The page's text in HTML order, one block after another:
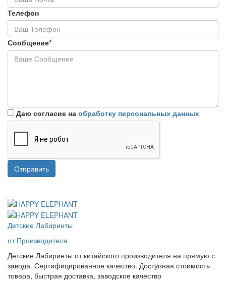
Телефон
Сообщение*
Даю согласие на обработку персональных данных
Отправить
Детские Лабиринты
от Производителя
Детские Лабиринты от китайского производителя на прямую с
завода. Сертифицированное качество. Доступная стоимость
товара, быстрая доставка, заводское качество